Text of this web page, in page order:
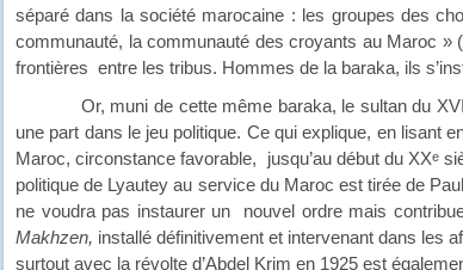
séparé dans la société marocaine : les groupes des
communauté, la communauté des croyants au Maroc »
frontières entre les tribus. Hommes de la baraka, ils
Or, muni de cette même baraka, le sultan du
une part dans le jeu politique. Ce qui explique, en lisant
Maroc, circonstance favorable, jusqu’au début du XXe
politique de Lyautey au service du Maroc est tirée de
ne voudra pas instaurer un nouvel ordre mais
Makhzen, installé définitivement et intervenant dans les
surtout avec la révolte d’Abdel Krim en 1925 est